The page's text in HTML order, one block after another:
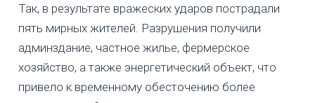
Так, в результате вражеских ударов пострадали
пять мирных жителей. Разрушения получили
админздание, частное жилье, фермерское
хозяйство, а также энергетический объект, что
привело к временному обесточению более